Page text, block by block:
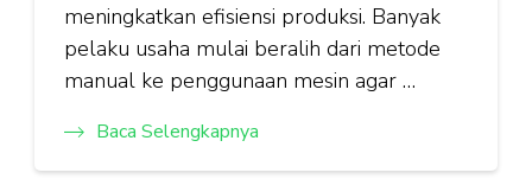
meningkatkan efisiensi produksi. Banyak
pelaku usaha mulai beralih dari metode
manual ke penggunaan mesin agar …
Baca Selengkapnya